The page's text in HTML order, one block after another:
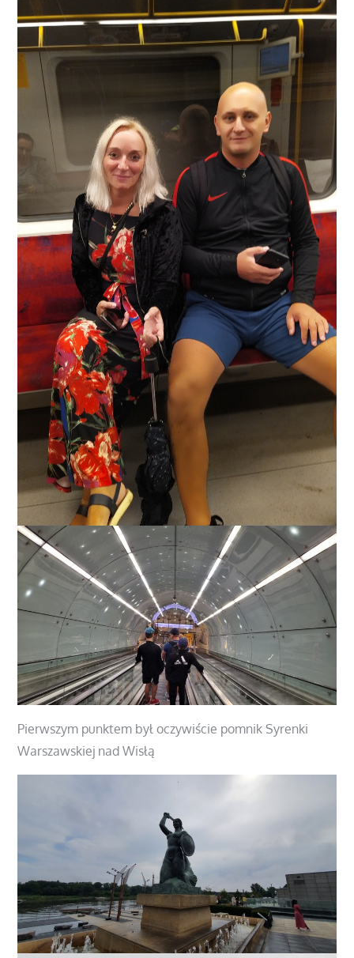
Pierwszym punktem był oczywiście pomnik Syrenki
Warszawskiej nad Wisłą